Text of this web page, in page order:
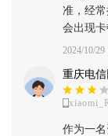
准，经
会出现卡
2024/10/29
重庆电信
作为一